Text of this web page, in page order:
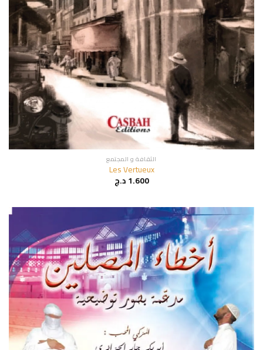
الثقافة و المجتمع
Les Vertueux
1.600د.ج